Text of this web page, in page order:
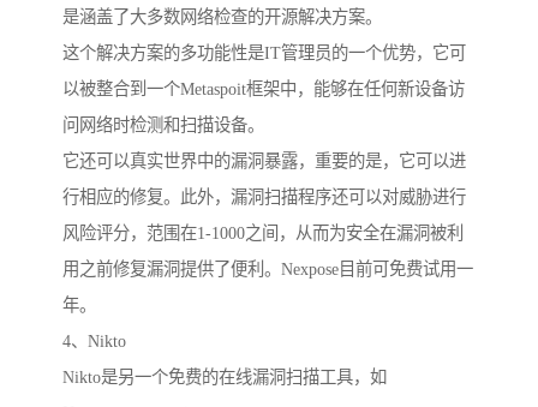
是涵盖了大多数网络检查的开源解决方案。
这个解决方案的多功能性是IT管理员的一个优势，它可
以被整合到一个Metaspoit框架中，能够在任何新设备访
问网络时检测和扫描设备。
它还可以真实世界中的漏洞暴露，重要的是，它可以进
行相应的修复。此外，漏洞扫描程序还可以对威胁进行
风险评分，范围在1-1000之间，从而为安全在漏洞被利
用之前修复漏洞提供了便利。Nexpose目前可免费试用一
年。
4、Nikto
Nikto是另一个免费的在线漏洞扫描工具，如